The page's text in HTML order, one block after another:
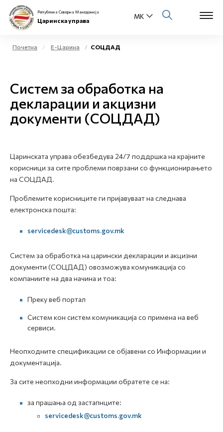
Бизнис заедница
Медиа центар
Контакт
Република Северна Македонија
Царинска управа
Почетна Е-Царина СОЦДАД
Систем за обработка на
декларации и акцизни
документи (СОЦДАД)
Царинската управа обезбедува 24/7 поддршка на крајните
корисници за сите проблеми поврзани со функционирањето
на СОЦДАД.
Проблемите корисниците ги пријавуваат на следнава
електронска пошта:
servicedesk@customs.gov.mk
Систем за обработка на царински декларации и акцизни
документи (СОЦДАД) овозможува комуникација со
компаниите на два начина и тоа:
Преку веб портал
Систем кон систем комуникација со примена на веб
сервиси.
Неопходните спецификации се објавени со Информации и
документација.
За сите неопходни информации обратете се на:
за прашања од застапнците:
servicedesk@customs.gov.mk